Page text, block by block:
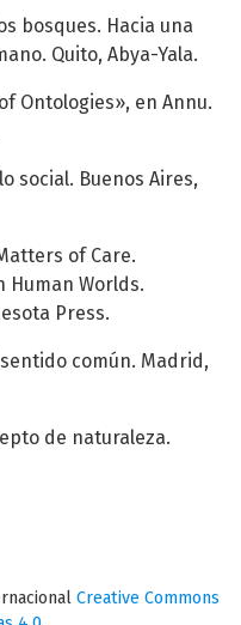
bosques. Hacia una
Quito, Abya-Yala.
Ontologies», en Annu.
social. Buenos Aires,
of Care.
Human Worlds.
Press.
común. Madrid,
de naturaleza.
Creative Commons